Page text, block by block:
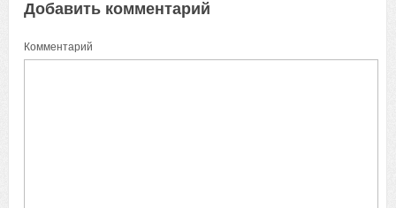
Добавить комментарий
Комментарий